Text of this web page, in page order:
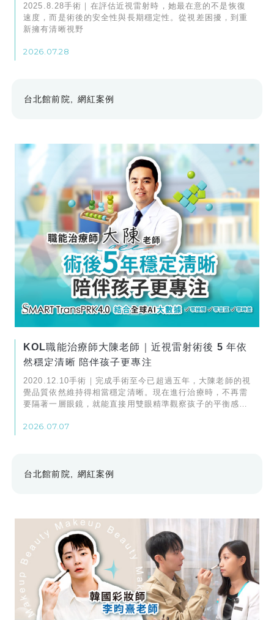
2025.8.28手術｜在評估近視雷射時，她最在意的不是恢復
速度，而是術後的安全性與長期穩定性。從視差困擾，到重
新擁有清晰視野
2026.07.28
台北館前院 網紅案例
KOL職能治療師大陳老師｜近視雷射術後 5 年依
然穩定清晰 陪伴孩子更專注
2020.12.10手術｜完成手術至今已超過五年，大陳老師的視
覺品質依然維持得相當穩定清晰。現在進行治療時，不再需
要隔著一層眼鏡，就能直接用雙眼精準觀察孩子的平衡感、
2026.07.07
台北館前院 網紅案例